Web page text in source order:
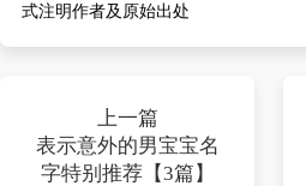
式注明作者及原始出处
上一篇
表示意外的男宝宝名
字特别推荐【3篇】